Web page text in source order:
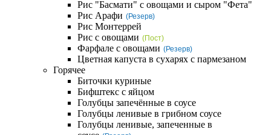
Рис "Басмати" с овощами и сыром "Фета"
Рис Арафи (Резерв)
Рис Монтеррей
Рис с овощами (Пост)
Фарфале с овощами (Резерв)
Цветная капуста в сухарях с пармезаном
Горячее
Биточки куриные
Бифштекс с яйцом
Голубцы запечённые в соусе
Голубцы ленивые в грибном соусе
Голубцы ленивые, запеченные в